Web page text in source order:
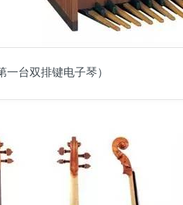
一台双排键电子琴）